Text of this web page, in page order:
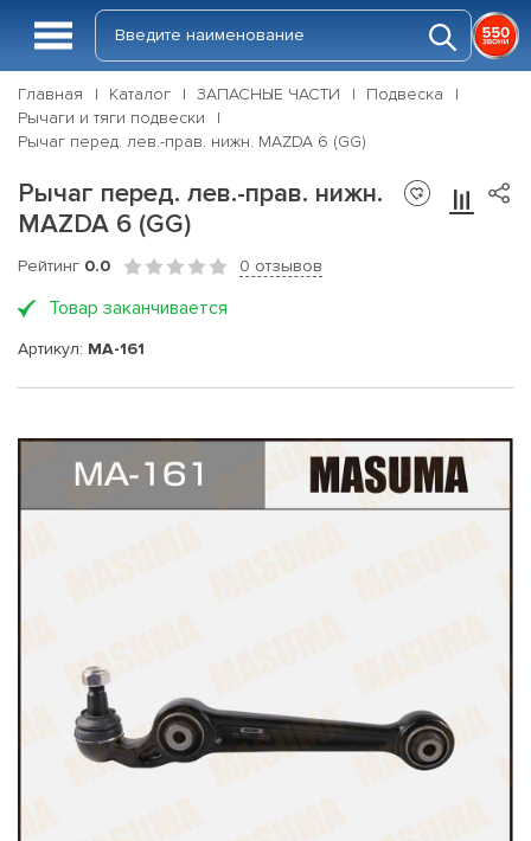
Главная Каталог ЗАПАСНЫЕ ЧАСТИ
Подвеска
Рычаги и тяги подвески
Рычаг перед. лев.-прав. нижн. MAZDA 6 (GG)
Рычаг перед. лев.-прав. нижн.
MAZDA 6 (GG)
Рейтинг 0.0 0 отзывов
Товар заканчивается
Артикул: MA-161